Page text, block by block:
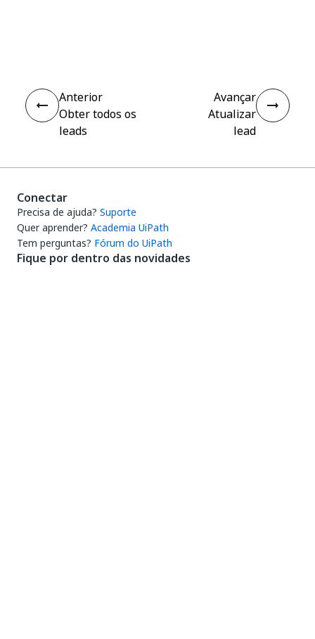
Anterior
Obter todos os
leads
Avançar
Atualizar
lead
Conectar
Precisa de ajuda? Suporte
Quer aprender? Academia UiPath
Tem perguntas? Fórum do UiPath
Fique por dentro das novidades